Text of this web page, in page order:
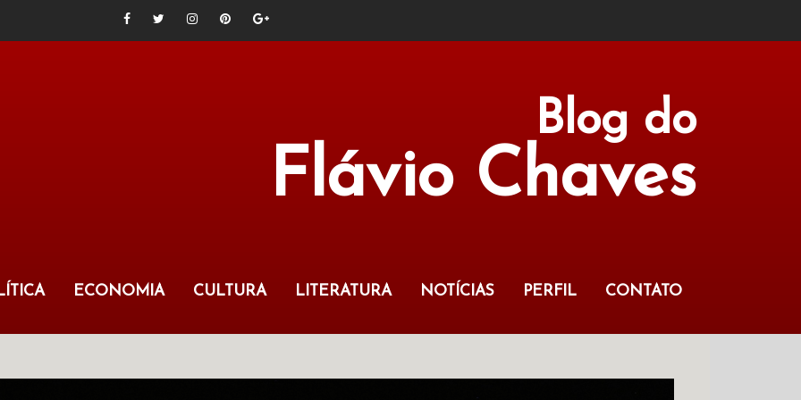
Blog do
Flávio Chaves
ECONOMIA CULTURA LITERATURA NOTÍCIAS PERFIL CONTATO